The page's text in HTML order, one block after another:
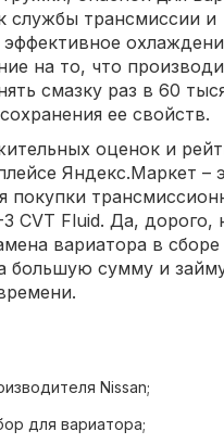
службы трансмиссии и
эффективное
на то, что
смазку раз в 60
ее свойств.
оценок и
Яндекс.Маркет –
покупки
CVT Fluid. Да, дорого,
вариатора в сборе
большую сумму и
Nissan;
для вариатора;